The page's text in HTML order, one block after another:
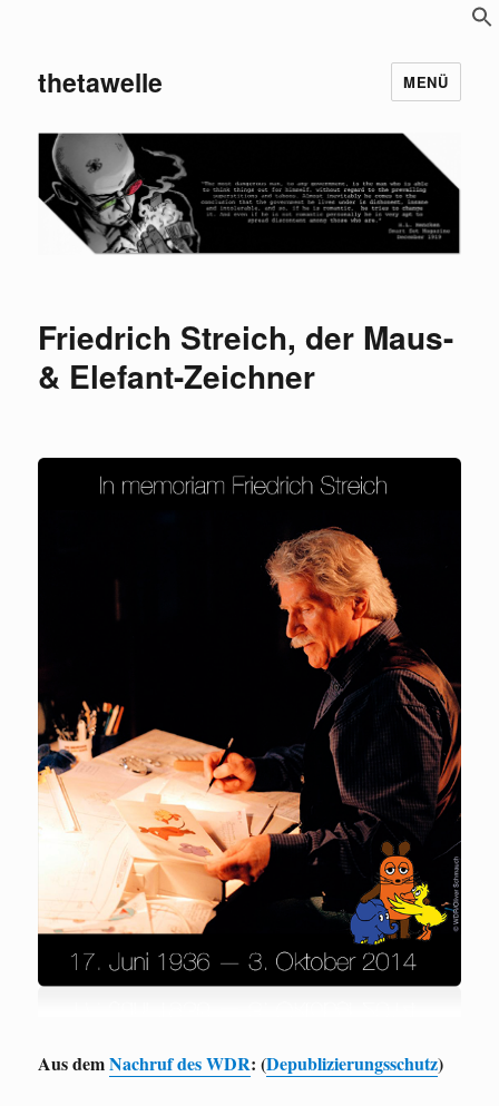
thetawelle MENÜ
Friedrich Streich, der Maus-
& Elefant-Zeichner
Aus demNachruf des WDR: (Depublizierungsschutz)